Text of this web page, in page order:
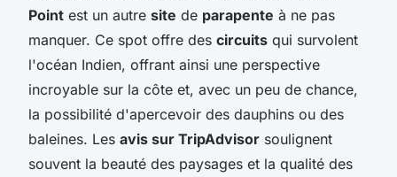
Point est un autre site de parapente à ne pas
manquer. Ce spot offre des circuits qui survolent
l'océan Indien, offrant ainsi une perspective
incroyable sur la côte et, avec un peu de chance,
la possibilité d'apercevoir des dauphins ou des
baleines. Les avis sur TripAdvisor soulignent
souvent la beauté des paysages et la qualité des